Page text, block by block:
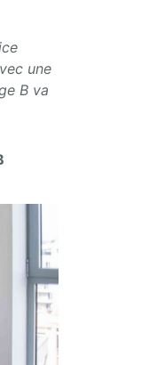
une
B va